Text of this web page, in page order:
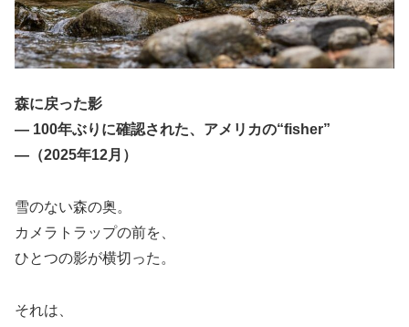
森に戻った影
― 100年ぶりに確認された、アメリカの“fisher”
―（2025年12月）
雪のない森の奥。
カメラトラップの前を、
ひとつの影が横切った。
それは、